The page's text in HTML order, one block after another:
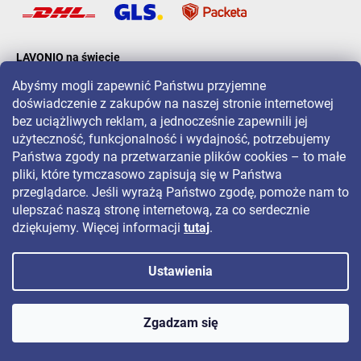
Abyśmy mogli zapewnić Państwu przyjemne
doświadczenie z zakupów na naszej stronie internetowej
bez uciążliwych reklam, a jednocześnie zapewnili jej
użyteczność, funkcjonalność i wydajność, potrzebujemy
Państwa zgody na przetwarzanie plików cookies – to małe
pliki, które tymczasowo zapisują się w Państwa
przeglądarce. Jeśli wyrażą Państwo zgodę, pomoże nam to
ulepszać naszą stronę internetową, za co serdecznie
dziękujemy. Więcej informacji tutaj.
Ustawienia
Zgadzam się
LAVONIO na świecie
Aby być na bieżąco z promocjami, konkursami i zniżkami, śledź nas
na:
Copyright 2026 LAVONIO.pl. Wszystkie prawa zastrzeżone.